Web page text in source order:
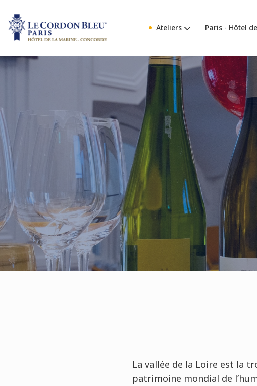
Ateliers Paris - Hôtel
La vallée de la Loire est la
patrimoine mondial de